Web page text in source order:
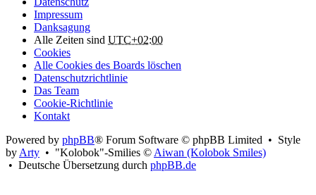
Impressum
Danksagung
Alle Zeiten sind UTC+02:00
Cookies
Alle Cookies des Boards löschen
Datenschutzrichtlinie
Das Team
Cookie-Richtlinie
Kontakt
Powered by phpBB® Forum Software © phpBB Limited • Style
by Arty • "Kolobok"-Smilies © Aiwan (Kolobok Smiles)
• Deutsche Übersetzung durch phpBB.de